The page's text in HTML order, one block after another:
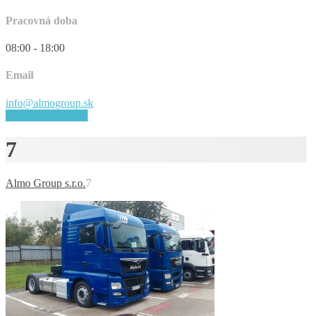
Pracovná doba
08:00 - 18:00
Email
info@almogroup.sk
7
Almo Group s.r.o.7